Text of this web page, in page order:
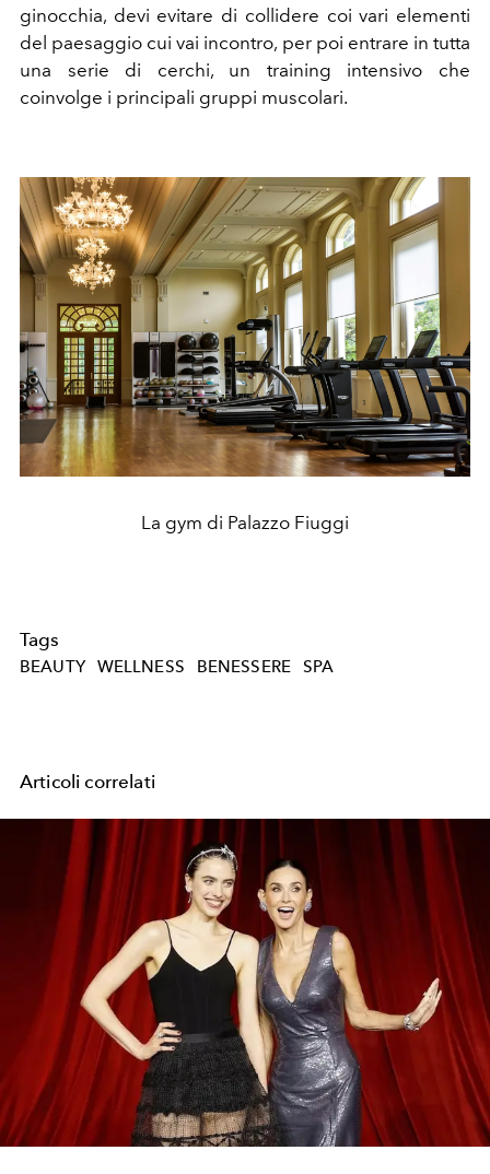
ginocchia, devi evitare di collidere coi vari elementi
del paesaggio cui vai incontro, per poi entrare in tutta
una serie di cerchi, un training intensivo che
coinvolge i principali gruppi muscolari.
La gym di Palazzo Fiuggi
Tags
BEAUTY WELLNESS BENESSERE SPA
Articoli correlati